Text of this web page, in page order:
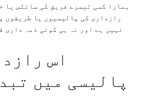
ہمارا کسی تیسرے فریق کی سائٹس یا
رازداری کی پالیسیوں یا طریقوں
نہیں ہے اور نہ ہی کوئی ذمہ داری
اس
پالیسی میں